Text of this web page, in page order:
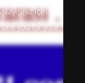
için teşekkür
you for your